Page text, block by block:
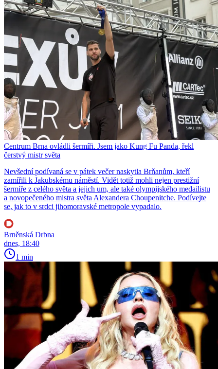
Centrum Brna ovládli šermíři. Jsem jako Kung Fu Panda, řekl
čerstvý mistr světa
Nevšední podívaná se v pátek večer naskytla Brňanům, kteří
zamířili k Jakubskému náměstí. Vidět totiž mohli nejen prestižní
šermíře z celého světa a jejich um, ale také olympijského medailistu
a novopečeného mistra světa Alexandera Choupenitche. Podívejte
se, jak to v srdci jihomoravské metropole vypadalo.
Brněnská Drbna
dnes, 18:40
1 min